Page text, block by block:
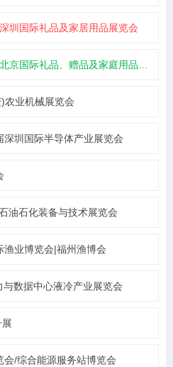
圳国际礼品及家居用品展览会
国际礼品、赠品及家庭用品展览会
农业机械展览会
圳国际半导体产业展览会
油石化装备与技术展览会
业博览会|福州渔博会
数据中心液冷产业展览会
/综合能源服务站博览会